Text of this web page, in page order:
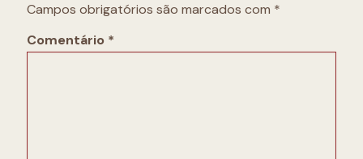
Campos obrigatórios são marcados com *
Comentário *